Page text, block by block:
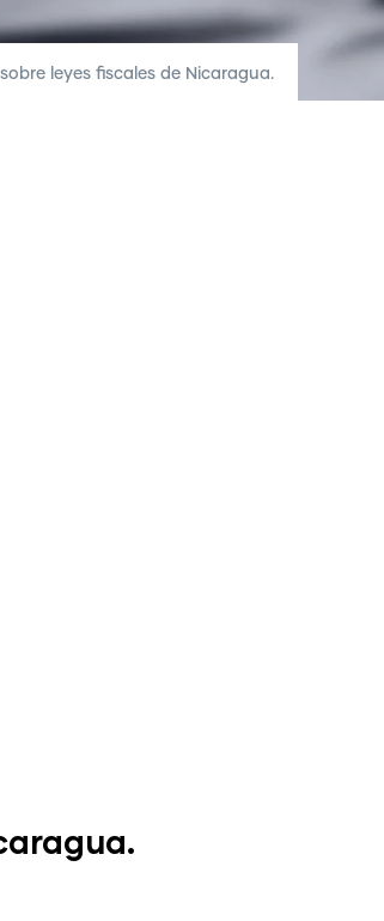
leyes fiscales de Nicaragua.